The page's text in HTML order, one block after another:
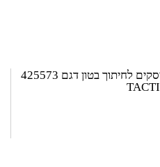
סט 3 דיסקים לחיתוך בטון דגם 425573